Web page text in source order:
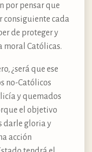
por pensar que
consiguiente cada
de proteger y
moral Católicas.
¿será que ese
no-Católicos
y quemados
el objetivo
darle gloria y
acción